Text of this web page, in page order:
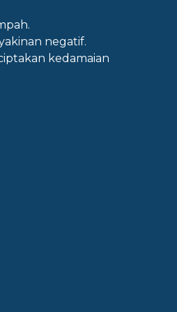
negatif.
kedamaian